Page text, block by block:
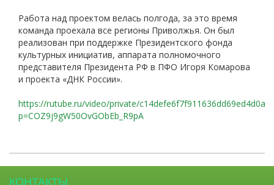
Работа над проектом велась полгода, за это время
команда проехала все регионы Приволжья. Он был
реализован при поддержке Президентского фонда
культурных инициатив, аппарата полномочного
представителя Президента РФ в ПФО Игоря Комарова
и проекта «ДНК России».
https://rutube.ru/video/private/
p=COZ9j9gW50OvGObEb_R9pA
КОНТАКТЫ